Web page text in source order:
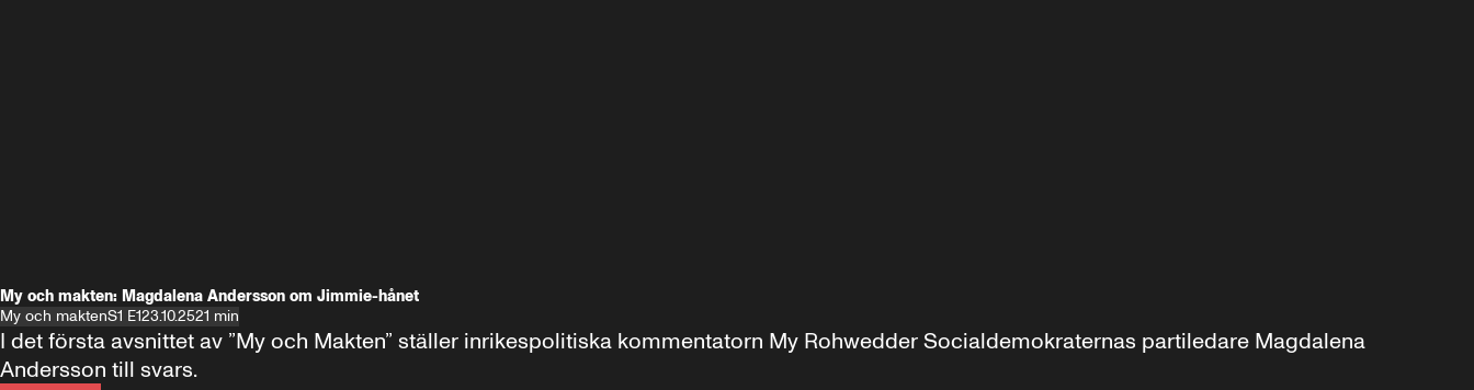
My och makten: Magdalena Andersson om Jimmie-hånet
My och maktenS1 E123.10.2521 min
I det första avsnittet av ”My och Makten” ställer inrikespolitiska kommentatorn My Rohwedder Socialdemokraternas partiledare Magdalena
Andersson till svars.